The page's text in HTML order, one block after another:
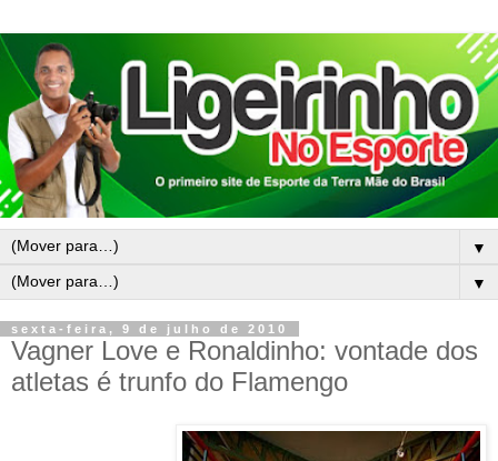
▼
▼
sexta-feira, 9 de julho de 2010
Vagner Love e Ronaldinho: vontade dos
atletas é trunfo do Flamengo